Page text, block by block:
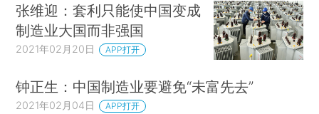
张维迎：套利只能使中国变成
制造业大国而非强国
2021年02月20日 APP打开
钟正生：中国制造业要避免“未富先去”
2021年02月04日 APP打开